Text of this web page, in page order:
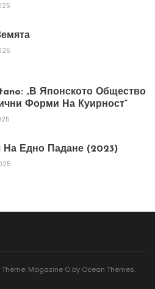
„В Японското Общество
Форми На Куирност“
На Едно Падане (2023)
Theme: Magazine O by Ocean Themes.